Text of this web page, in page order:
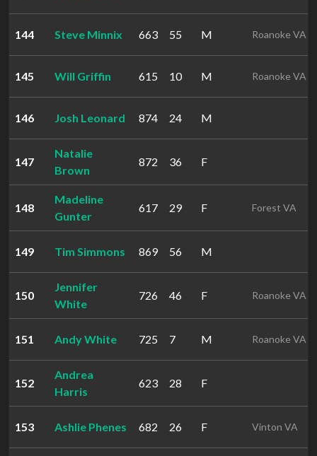
144 Steve Minnix 663 55 M Roanoke VA
145 Will Griffin 615 10 M Roanoke VA
146 Josh Leonard 874 24 M
147
Natalie
Brown
872 36 F
148
Madeline
Gunter
617 29 F Forest VA
149 Tim Simmons 869 56 M
150
Jennifer
White
726 46 F Roanoke VA
151 Andy White 725 7 M Roanoke VA
152
Andrea
Harris
623 28 F
153 Ashlie Phenes 682 26 F Vinton VA